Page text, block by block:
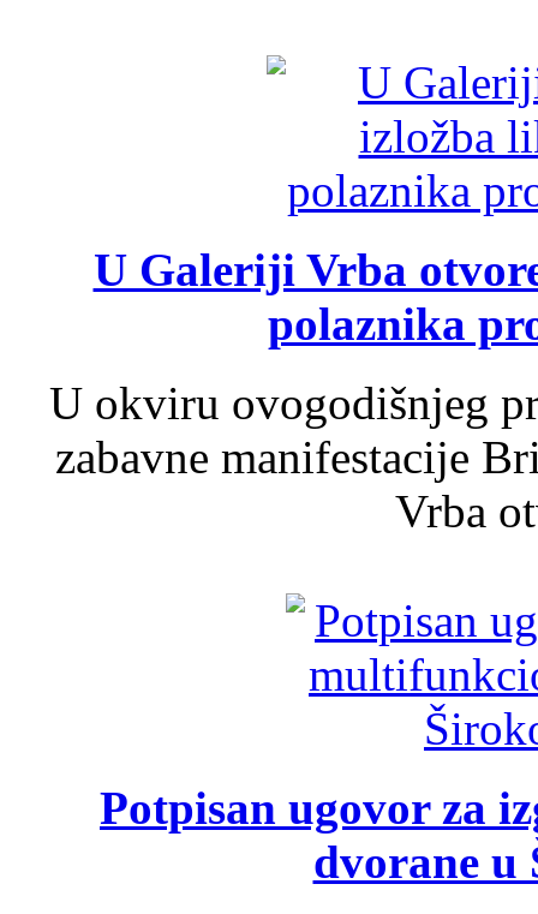
U Galeriji Vrba
polaznika
U okviru ovogodišnjeg
zabavne manifestacije
Vrba
Potpisan ugovor za
dvorane u